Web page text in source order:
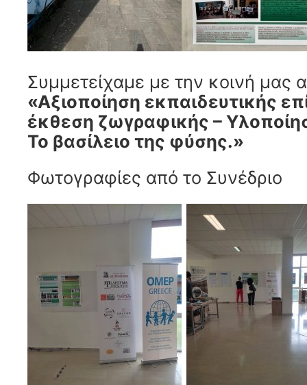
Συμμετείχαμε με την κοινή μας
«Αξιοποίηση εκπαιδευτικής
έκθεση ζωγραφικής –
Το βασίλειο της φύσης.»
Φωτογραφίες από το Συνέδριο